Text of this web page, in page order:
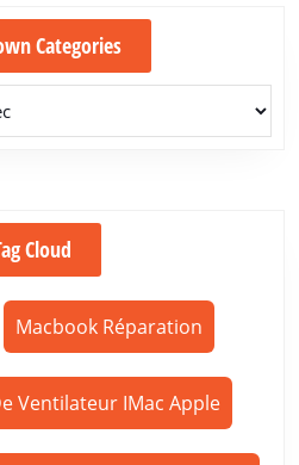
Categories
Cloud
Macbook Réparation
Ventilateur IMac Apple